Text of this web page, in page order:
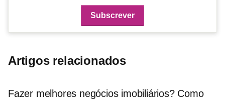
Artigos relacionados
Fazer melhores negócios imobiliários? Como